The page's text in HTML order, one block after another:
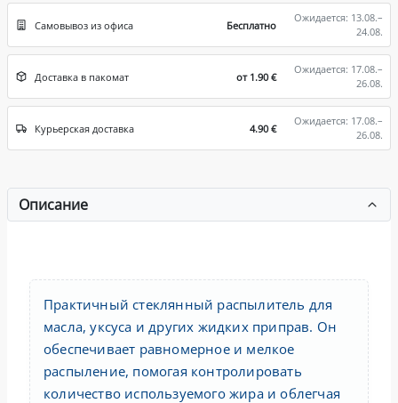
Самовывоз из офиса Бесплатно
Ожидается: 13.08.–
24.08.
Доставка в пакомат от 1.90 €
Ожидается: 17.08.–
26.08.
Курьерская доставка 4.90 €
Ожидается: 17.08.–
26.08.
Описание
Практичный стеклянный распылитель для
масла, уксуса и других жидких приправ. Он
обеспечивает равномерное и мелкое
распыление, помогая контролировать
количество используемого жира и облегчая